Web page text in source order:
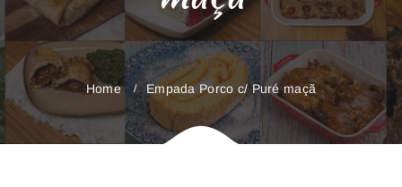
Home Empada Porco c/ Puré maçã